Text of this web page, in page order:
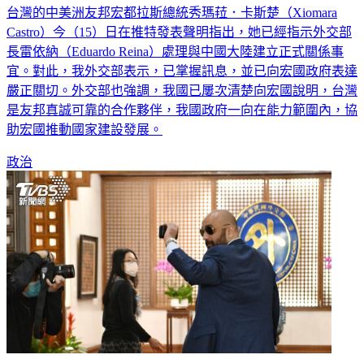
台灣的中美洲友邦宏都拉斯總統秀瑪菈．卡斯楚（Xiomara
Castro）今（15）日在推特發表聲明指出，她已經指示外交部
長雷依納（Eduardo Reina）處理與中國大陸建立正式關係事
宜。對此，我外交部表示，已掌握訊息，並已向宏國政府表達
嚴正關切。外交部也強調，我國已屢次清楚向宏國說明，台灣
是友邦真誠可靠的合作夥伴，我國政府一向在能力範圍內，協
助宏國推動國家建設發展。
政治